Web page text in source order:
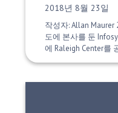
게시 날짜:
2018년 8월 23일
작성자: Allan Maurer
도에 본사를 둔
에 Raleigh Center를